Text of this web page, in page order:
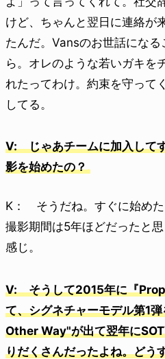
けど、ちゃんと翌日に連絡が
たんだ。Vansのお世話にな
ら。オレのような若いガキを
れたってわけ。約束を守って
してる。
V: じゃあチームに加入して
影を始めたの？
K： そうだね。すぐに始め
撮影期間は5年ほどだったと
感じ。
V: そうして2015年に『
て、シグネチャーモデル第1
Other Way"が出て翌年に
りだくさんだったよね。どう